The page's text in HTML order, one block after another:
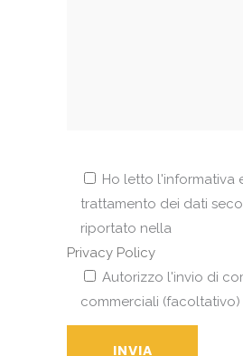
Ho letto l'informativa
trattamento dei dati
riportato nella
Privacy Policy
Autorizzo l'invio di
commerciali (facoltativo)